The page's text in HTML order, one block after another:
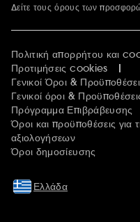
Περισσότερες
Δείτε τους όρους των
Πολιτική απορρήτου και
Προτιμήσεις cookies
Γενικοί Όροι &
Γενικοί όροι &
Πρόγραμμα Επιβράβευσης
Όροι και προϋποθέσεις για
αξιολογήσεων
Όροι δημοσίευσης
Ελλάδα